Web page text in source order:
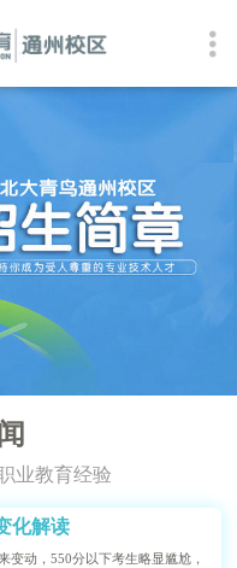
业教育经验
化解读
变动，550分以下考生略显尴尬，